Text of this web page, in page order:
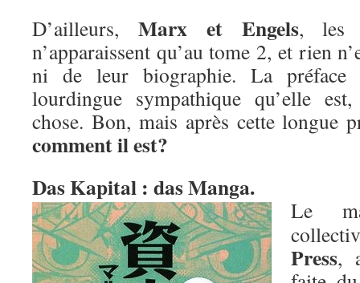
D’ailleurs, Marx et Engels, les
n’apparaissent qu’au tome 2, et rien
ni de leur biographie. La préface
lourdingue sympathique qu’elle
chose. Bon, mais après cette longue
comment il est?
Das Kapital : das Manga.
Le
Press,